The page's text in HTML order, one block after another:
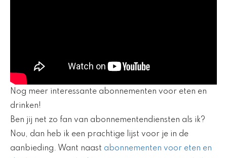
Nog meer interessante abonnementen voor eten en
drinken!
Ben jij net zo fan van abonnementendiensten als ik?
Nou, dan heb ik een prachtige lijst voor je in de
aanbieding. Want naast abonnementen voor eten en